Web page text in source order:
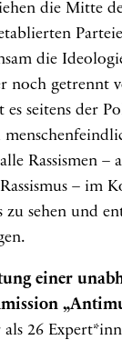
die Mitte
die
noch getrennt
es seitens der
Rassismen –
– im
zu sehen und
einer
als 26